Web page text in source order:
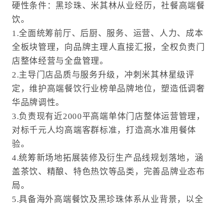
硬性条件：黑珍珠、米其林从业经历，社餐高端餐
饮。
1.全面统筹前厅、后厨、服务、运营、人力、成本
全板块管理，向品牌主理人直接汇报，全权负责门
店整体经营与全盘管理。
2.主导门店品质与服务升级，冲刺米其林星级评
定，维护高端餐饮行业榜单品牌地位，塑造低调奢
华品牌调性。
3.负责现有近2000平高端单体门店整体运营管理，
对标千元人均高端客群标准，打造高水准用餐体
验。
4.统筹新场地拓展装修及衍生产品线规划落地，涵
盖茶饮、精酿、特色热饮等品类，完善品牌业态布
局。
5.具备海外高端餐饮及黑珍珠体系从业背景，以全